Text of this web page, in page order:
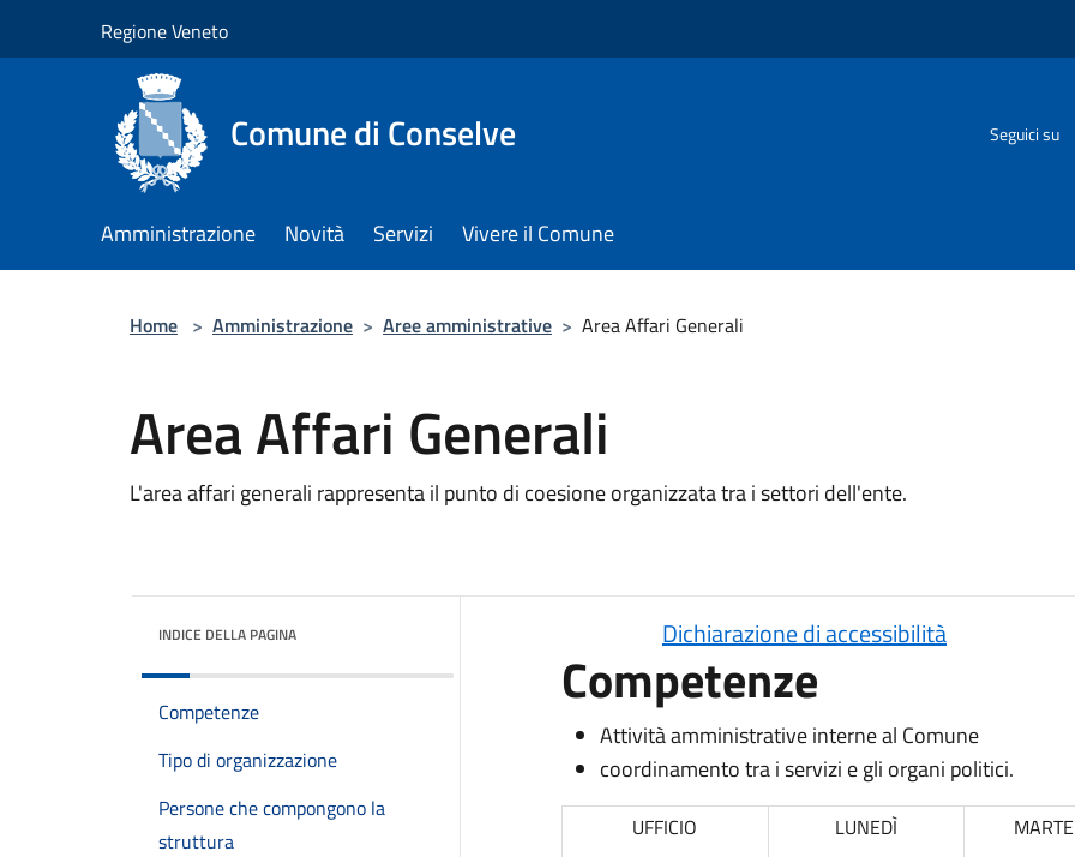
Regione Veneto
Comune di Conselve Seguici su
Amministrazione Novità Servizi Vivere il Comune
Home > Amministrazione > Aree amministrative > Area Affari Generali
Area Affari Generali
L'area affari generali rappresenta il punto di coesione organizzata tra i settori dell'ente.
INDICE DELLA PAGINA
Competenze
Tipo di organizzazione
Persone che compongono la
struttura
Dichiarazione di accessibilità
Competenze
Attività amministrative interne al Comune
coordinamento tra i servizi e gli organi politici.
UFFICIO LUNEDÌ